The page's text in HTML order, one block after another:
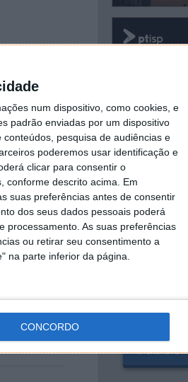
num dispositivo, como cookies, e
padrão enviadas por um dispositivo
pesquisa de audiências e
poderemos usar identificação e
clicar para consentir o
conforme descrito acima. Em
suas preferências antes de consentir
dos seus dados pessoais poderá
processamento. As suas preferências
ou retirar seu consentimento a
na parte inferior da página.
CONCORDO
Pedro Pinto
NEWSLETTER